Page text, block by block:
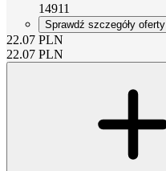
14911
Sprawdź szczegóły oferty
22.07 PLN
22.07 PLN